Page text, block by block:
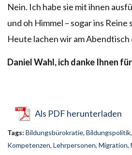
Nein. Ich habe sie mit ihnen
und oh Himmel – sogar ins Reine
Heute lachen wir am Abendtisch
Daniel Wahl, ich danke Ihnen
Als PDF herunterladen
Tags: Bildungsbürokratie, Bildungspolitik,
Kompetenzen, Lehrpersonen, Migration,